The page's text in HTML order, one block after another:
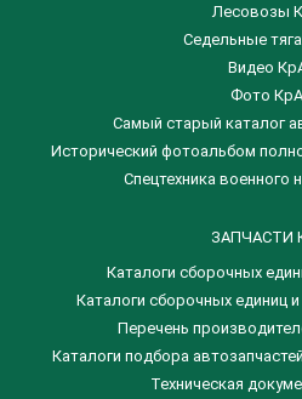
Лесовозы
Седельные
Видео
Фото
Самый старый каталог
Исторический фотоальбом
Спецтехника военного
ЗАПЧАСТИ
Каталоги сборочных
​Каталоги сборочных единиц
Перечень
Каталоги подбора
Техническая